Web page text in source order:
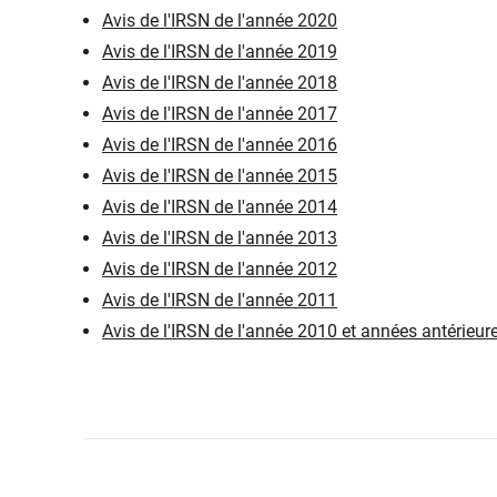
Avis de l'IRSN de l'année 2020
Avis de l'IRSN de l'année 2019
Avis de l'IRSN de l'année 2018
Avis de l'IRSN de l'année 2017
Avis de l'IRSN de l'année 2016
Avis de l'IRSN de l'année 2015
Avis de l'IRSN de l'année 2014
Avis de l'IRSN de l'année 2013
Avis de l'IRSN de l'année 2012
Avis de l'IRSN de l'année 2011
Avis de l'IRSN de l'année 2010 et années